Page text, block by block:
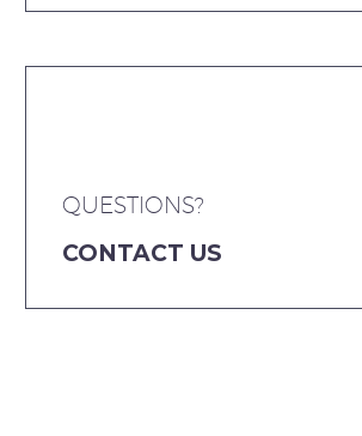
QUESTIONS?
CONTACT US